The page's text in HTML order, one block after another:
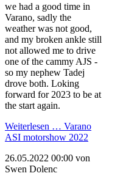
we had a good time in
Varano, sadly the
weather was not good,
and my broken ankle still
not allowed me to drive
one of the cammy AJS -
so my nephew Tadej
drove both. Loking
forward for 2023 to be at
the start again.
Weiterlesen … Varano
ASI motorshow 2022
26.05.2022 00:00 von
Swen Dolenc